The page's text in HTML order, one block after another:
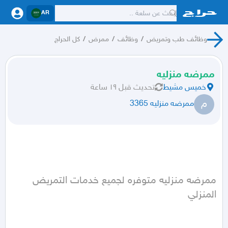
AR
وظائف طب وتمريض / وظائف / ممرض / كل الحراج
ممرضه منزليه
خميس مشيط تحديث قبل ١٩ ساعة
م ممرضه منزليه 3365
المنزلي